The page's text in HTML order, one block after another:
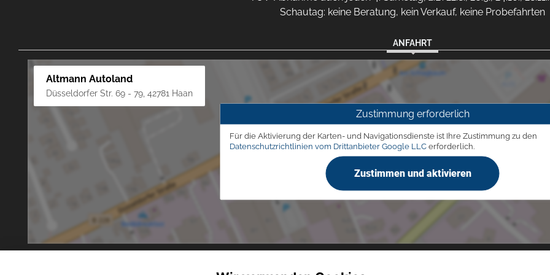
Schautag: keine Beratung, kein Verkauf, keine Probefahrten
ANFAHRT
Altmann Autoland
Düsseldorfer Str. 69 - 79, 42781 Haan
Zustimmung erforderlich
Für die Aktivierung der Karten- und Navigationsdienste ist Ihre Zustimmung zu den
Datenschutzrichtlinien vom Drittanbieter Google LLCerforderlich.
Zustimmen und aktivieren